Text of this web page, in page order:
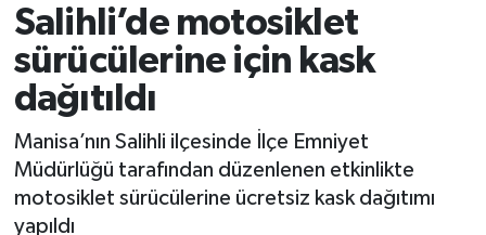
Salihli’de motosiklet
sürücülerine için kask
dağıtıldı
Manisa’nın Salihli ilçesinde İlçe Emniyet
Müdürlüğü tarafından düzenlenen etkinlikte
motosiklet sürücülerine ücretsiz kask dağıtımı
yapıldı
Ekonomi
Genel
Gündem
Resmi İlan
Siyaset
Yunusemre Trafik Yoğunluk Haritası
Süper Lig Puan Durumu ve Fikstür
Tüm Manşetler
Son Dakika Haberleri
Haber Arşivi